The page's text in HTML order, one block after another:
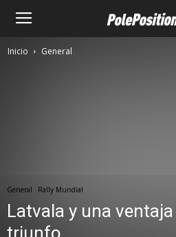
Inicio General
General Rally Mundial
Latvala y una
triunfo